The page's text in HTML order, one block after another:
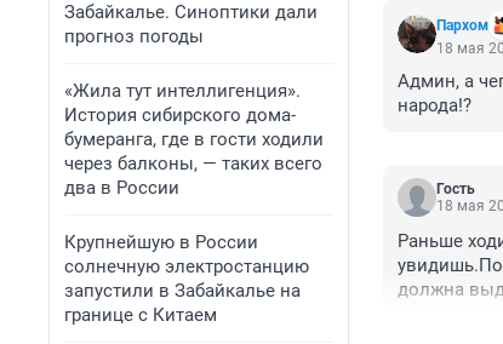
Забайкалье. Синоптики дали
прогноз погоды
«Жила тут интеллигенция».
История сибирского дома-
бумеранга, где в гости ходили
через балконы, — таких всего
два в России
Крупнейшую в России
солнечную электростанцию
запустили в Забайкалье на
границе с Китаем
Пархом
18 мая
Админ, а
народа!?
Гость
18 мая
Раньше
должна